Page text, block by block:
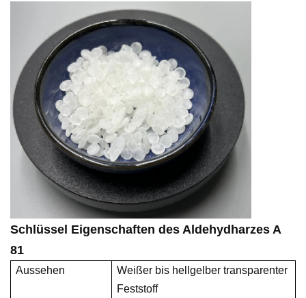
Schlüssel Eigenschaften des Aldehydharzes A
81
Aussehen
Weißer bis hellgelber transparenter
Feststoff